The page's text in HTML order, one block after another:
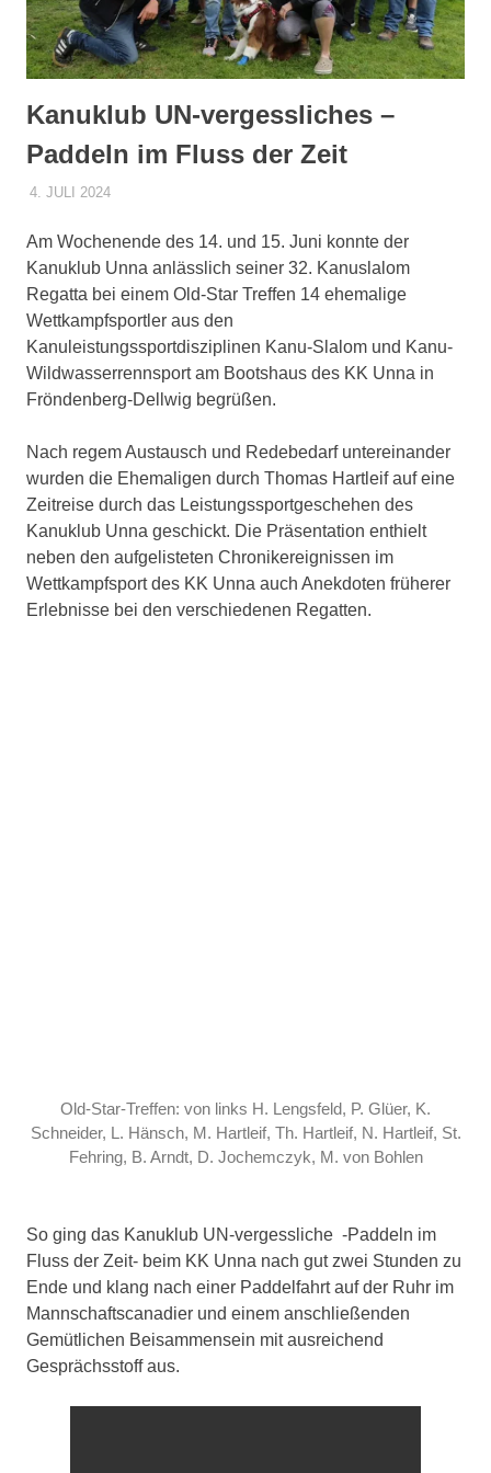
sowie
zu
den
Trainingszeiten.
Weiterhin
werden
interessante
Fotos
Videos
bereitgestellt.
Kanuklub UN-vergessliches –
Paddeln im Fluss der Zeit
4. JULI 2024DENNISZ
ALLGEMEIN
Am Wochenende des 14. und 15. Juni konnte der
Kanuklub Unna anlässlich seiner 32. Kanuslalom
Regatta bei einem Old-Star Treffen 14 ehemalige
Wettkampfsportler aus den
Kanuleistungssportdisziplinen Kanu-Slalom und Kanu-
Wildwasserrennsport am Bootshaus des KK Unna in
Fröndenberg-Dellwig begrüßen.
Nach regem Austausch und Redebedarf untereinander
wurden die Ehemaligen durch Thomas Hartleif auf eine
Zeitreise durch das Leistungssportgeschehen des
Kanuklub Unna geschickt. Die Präsentation enthielt
neben den aufgelisteten Chronikereignissen im
Wettkampfsport des KK Unna auch Anekdoten früherer
Erlebnisse bei den verschiedenen Regatten.
Old-Star-Treffen: von links H. Lengsfeld, P. Glüer, K.
Schneider, L. Hänsch, M. Hartleif, Th. Hartleif, N. Hartleif, St.
Fehring, B. Arndt, D. Jochemczyk, M. von Bohlen
So ging das Kanuklub UN-vergessliche -Paddeln im
Fluss der Zeit- beim KK Unna nach gut zwei Stunden zu
Ende und klang nach einer Paddelfahrt auf der Ruhr im
Mannschaftscanadier und einem anschließenden
Gemütlichen Beisammensein mit ausreichend
Gesprächsstoff aus.